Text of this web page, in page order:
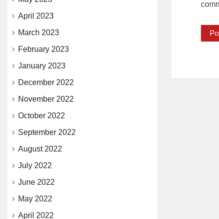
April 2023
March 2023
February 2023
January 2023
December 2022
November 2022
October 2022
September 2022
August 2022
July 2022
June 2022
May 2022
April 2022